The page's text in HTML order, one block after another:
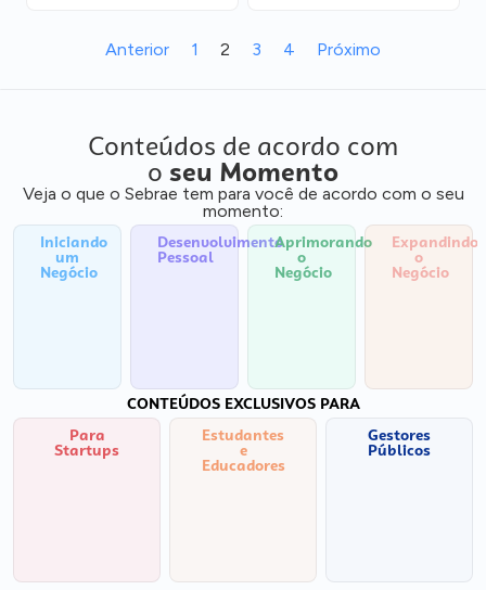
Anterior 1 2 3 4 Próximo
Conteúdos de acordo com
o seu Momento
Veja o que o Sebrae tem para você de acordo com o seu
momento:
Iniciando
um
Negócio
Desenvolvimento
Pessoal
Aprimorando
o
Negócio
Expandindo
o
Negócio
CONTEÚDOS EXCLUSIVOS PARA
Para
Startups
Estudantes
e
Educadores
Gestores
Públicos